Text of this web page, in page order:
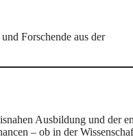
Forschende aus der
Ausbildung und der
– ob in der